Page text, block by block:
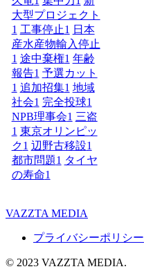
大型プロジェクト
1 工事停止1 日本
産水産物輸入停止
1 途中棄権1 年齢
報告1 予選カット
1 追加招集1 地域
社会1 完全投球1
NPB理事会1 三盗
1 東京オリンピッ
ク1 辺野古移設1
都市問題1 タイヤ
の寿命1
VAZZTA MEDIA
プライバシーポリシー
© 2023 VAZZTA MEDIA.